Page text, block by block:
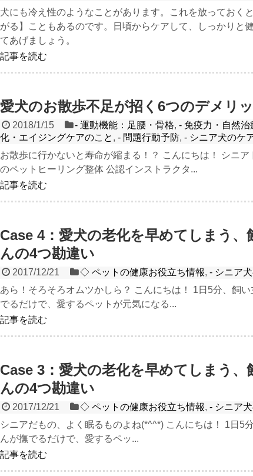
犬にも冷え性のようなことがあります。これを放っておく
がる】こともあるのです。日頃からケアして、しっかりと
てあげましょう。
記事を読む
愛犬のお散歩不足が招く6つのデメリ
2018/1/15 - 運動機能：足腰・骨格,- 免疫力・自然治
化・エイジングケアのこと , - 問題行動予防, - シニア犬のケ
お散歩に行かないと寿命が縮まる！？ こんにちは！ シニア
のペットヒーリング整体 公認インストラクタ...
記事を読む
Case 4：愛犬の老化を早めてしまう、
んの4つ勘違い
2017/12/21 ◇ ペットの健康お役立ち情報,- シニア
あら！そろそろオムツかしら？ こんにちは！ 1日5分、飼
でるだけで、愛するペットが元気になる...
記事を読む
Case 3：愛犬の老化を早めてしまう、
んの4つ勘違い
2017/12/21 ◇ ペットの健康お役立ち情報,- シニア
シニアだもの、よく眠るものよね(*^^*) こんにちは！ 1日5
んが撫でるだけで、愛するペッ...
記事を読む